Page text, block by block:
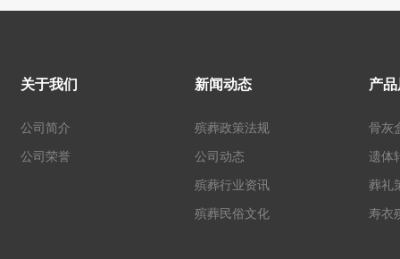
关于我们
公司简介
公司荣誉
新闻动态
殡葬政策法规
公司动态
殡葬行业资讯
殡葬民俗文化
产
骨灰
遗体
葬礼
寿衣